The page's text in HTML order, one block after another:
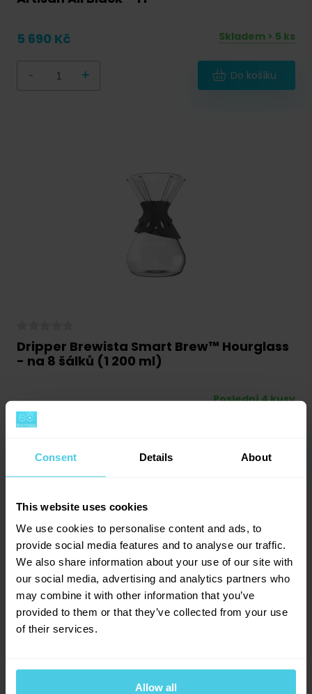
Consent Details About
This website uses cookies
We use cookies to personalise content and ads, to
provide social media features and to analyse our traffic.
We also share information about your use of our site with
our social media, advertising and analytics partners who
may combine it with other information that you’ve
provided to them or that they’ve collected from your use
of their services.
Allow all
5 690 Kč Skladem > 5 ks
+ Do košíku
Dripper Brewista Smart Brew™ Hourglass
- na 8 šálků (1 200 ml)
1 339 Kč
Poslední 4 kusy
Sleva 10 % na kávu
Aromaniac? Stačí vyplnit vaši e-mailovou
adresu a obratem vám zašleme slevový kupon...
Navíc vás budeme informovat o všech slevách a
novinkách na našem e-shopu!